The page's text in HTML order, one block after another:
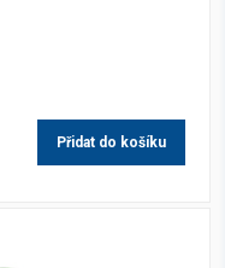
Přidat do košíku